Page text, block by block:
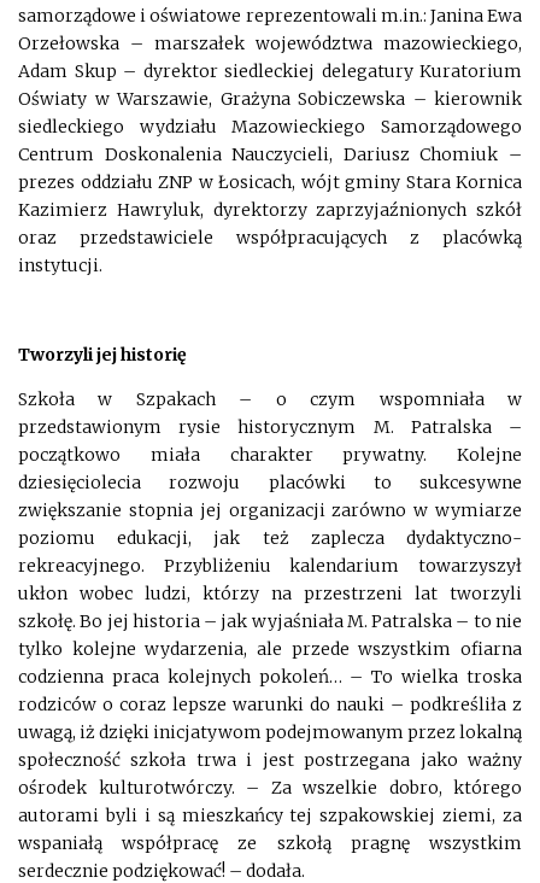
samorządowe i oświatowe reprezentowali m.in.: Janina Ewa
Orzełowska – marszałek województwa mazowieckiego,
Adam Skup – dyrektor siedleckiej delegatury Kuratorium
Oświaty w Warszawie, Grażyna Sobiczewska – kierownik
siedleckiego wydziału Mazowieckiego Samorządowego
Centrum Doskonalenia Nauczycieli, Dariusz Chomiuk –
prezes oddziału ZNP w Łosicach, wójt gminy Stara Kornica
Kazimierz Hawryluk, dyrektorzy zaprzyjaźnionych szkół
oraz przedstawiciele współpracujących z placówką
instytucji.
Tworzyli jej historię
Szkoła w Szpakach – o czym wspomniała w
przedstawionym rysie historycznym M. Patralska –
początkowo miała charakter prywatny. Kolejne
dziesięciolecia rozwoju placówki to sukcesywne
zwiększanie stopnia jej organizacji zarówno w wymiarze
poziomu edukacji, jak też zaplecza dydaktyczno-
rekreacyjnego. Przybliżeniu kalendarium towarzyszył
ukłon wobec ludzi, którzy na przestrzeni lat tworzyli
szkołę. Bo jej historia – jak wyjaśniała M. Patralska – to nie
tylko kolejne wydarzenia, ale przede wszystkim ofiarna
codzienna praca kolejnych pokoleń… – To wielka troska
rodziców o coraz lepsze warunki do nauki – podkreśliła z
uwagą, iż dzięki inicjatywom podejmowanym przez lokalną
społeczność szkoła trwa i jest postrzegana jako ważny
ośrodek kulturotwórczy. – Za wszelkie dobro, którego
autorami byli i są mieszkańcy tej szpakowskiej ziemi, za
wspaniałą współpracę ze szkołą pragnę wszystkim
serdecznie podziękować! – dodała.